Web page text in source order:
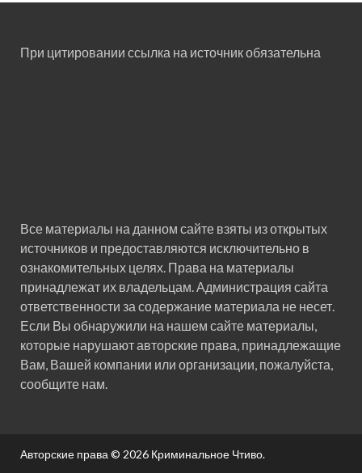
При цитировании ссылка на источник обязательна
Все материалы на данном сайте взяты из открытых
источников и предоставляются исключительно в
ознакомительных целях. Права на материалы
принадлежат их владельцам. Администрация сайта
ответственности за содержание материала не несет.
Если Вы обнаружили на нашем сайте материалы,
которые нарушают авторские права, принадлежащие
Вам, Вашей компании или организации, пожалуйста,
сообщите нам.
Авторские права © 2026 Криминальное Чтиво.